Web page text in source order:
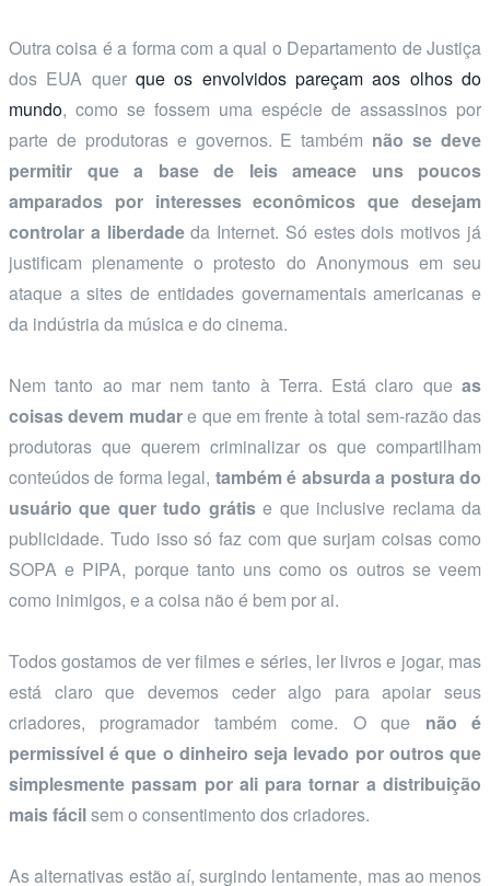
Outra coisa é a forma com a qual o Departamento de Justiça
dos EUA quer que os envolvidos pareçam aos olhos do
mundo, como se fossem uma espécie de assassinos por
parte de produtoras e governos. E também não se deve
permitir que a base de leis ameace uns poucos
amparados por interesses econômicos que desejam
controlar a liberdadeda Internet. Só estes dois motivos já
justificam plenamente o protesto do Anonymous em seu
ataque a sites de entidades governamentais americanas e
da indústria da música e do cinema.
Nem tanto ao mar nem tanto à Terra. Está claro que as
coisas devem mudare que em frente à total sem-razão das
produtoras que querem criminalizar os que compartilham
conteúdos de forma legal, também é absurda a postura do
usuário que quer tudo grátise que inclusive reclama da
publicidade. Tudo isso só faz com que surjam coisas como
SOPA e PIPA, porque tanto uns como os outros se veem
como inimigos, e a coisa não é bem por ai.
Todos gostamos de ver filmes e séries, ler livros e jogar, mas
está claro que devemos ceder algo para apoiar seus
criadores, programador também come. O que não é
permissível é que o dinheiro seja levado por outros que
simplesmente passam por ali para tornar a distribuição
mais fácilsem o consentimento dos criadores.
As alternativas estão aí, surgindo lentamente, mas ao menos